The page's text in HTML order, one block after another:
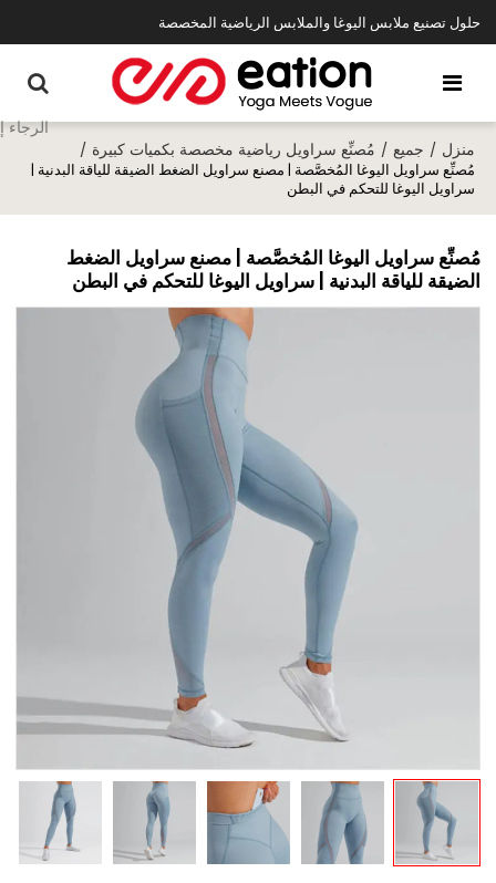
حلول تصنيع ملابس اليوغا والملابس الرياضية المخصصة
منزل / جميع / مُصنِّع سراويل رياضية مخصصة بكميات كبيرة /
مُصنِّع سراويل اليوغا المُخصَّصة | مصنع سراويل الضغط الضيقة للياقة البدنية |
سراويل اليوغا للتحكم في البطن
مُصنِّع سراويل اليوغا المُخصَّصة | مصنع سراويل الضغط
الضيقة للياقة البدنية | سراويل اليوغا للتحكم في البطن